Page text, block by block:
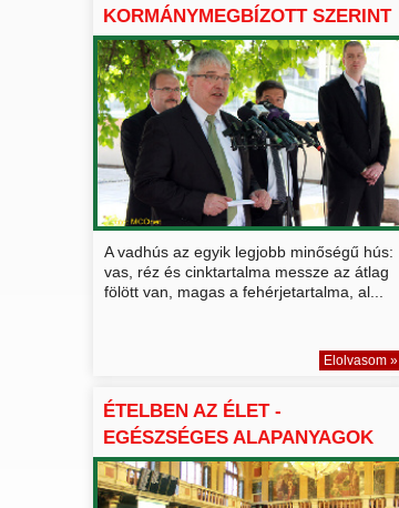
KORMÁNYMEGBÍZOTT SZERINT
IS FONTOS A ...
A vadhús az egyik legjobb minőségű hús:
vas, réz és cinktartalma messze az átlag
fölött van, magas a fehérjetartalma, al...
Elolvasom »
ÉTELBEN AZ ÉLET -
EGÉSZSÉGES ALAPANYAGOK
ÉS A KÖ...